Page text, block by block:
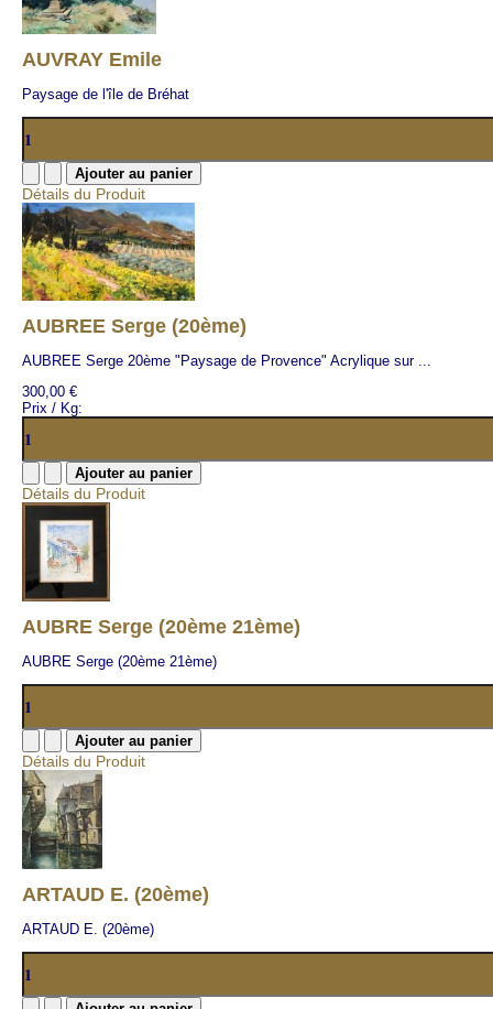
AUVRAY Emile
Paysage de l'île de Bréhat
Détails du Produit
AUBREE Serge (20ème)
AUBREE Serge 20ème "Paysage de Provence" Acrylique sur ...
300,00 €
Prix / Kg:
Détails du Produit
AUBRE Serge (20ème 21ème)
AUBRE Serge (20ème 21ème)
Détails du Produit
ARTAUD E. (20ème)
ARTAUD E. (20ème)